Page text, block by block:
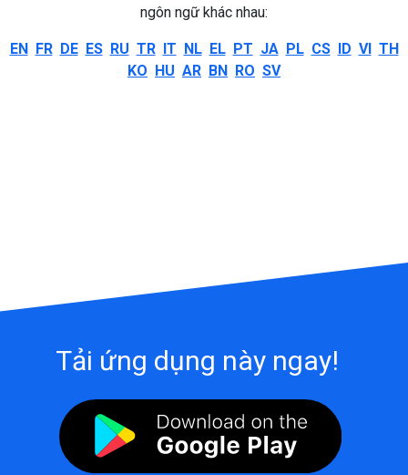
ngôn ngữ khác nhau:
EN FR DE ES RU TR IT NL EL PT JA PL CS ID VI TH
KO HU AR BN RO SV
Tải ứng dụng này ngay!